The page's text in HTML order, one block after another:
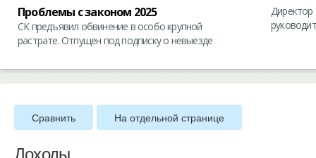
Проблемы с законом 2025
СК предъявил обвинение в особо крупной
растрате. Отпущен под подписку о невыезде
Сравнить На отдельной странице
Доходы